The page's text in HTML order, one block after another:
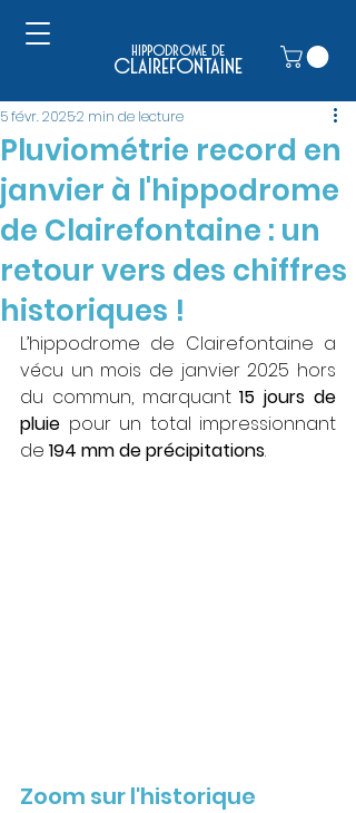
hippodrome de
clairefontaine
Pluviométrie record en
janvier à l'hippodrome
de Clairefontaine : un
retour vers des chiffres
historiques !
5 févr. 20252 min de lecture
L’hippodrome de Clairefontaine a
vécu un mois de janvier 2025 hors
du commun, marquant 15 jours de
pluie pour un total impressionnant
de 194 mm de précipitations​.
Zoom sur l'historique